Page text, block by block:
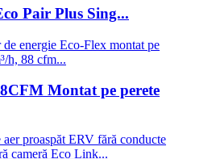
Pair Plus Sing...
Montat pe perete